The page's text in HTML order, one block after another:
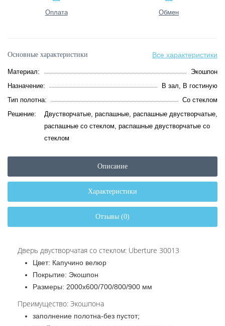
Оплата Обмен
Основные характеристики Все характеристики
Материал:
Экошпон
Назначение:
В зал, В гостиную
Тип полотна:
Со стеклом
Решение:
Двустворчатые, распашные, распашные двустворчатые,
распашные со стеклом, распашные двустворчатые со
стеклом
Описание
Характеристики
Отзывы (0)
Дверь двустворчатая со стеклом: Uberture 30013
Цвет: Капучино велюр
Покрытие: Экошпон
Размеры: 2000х600/700/800/900 мм
Преимущество: Экошпона
заполнение полотна-без пустот;